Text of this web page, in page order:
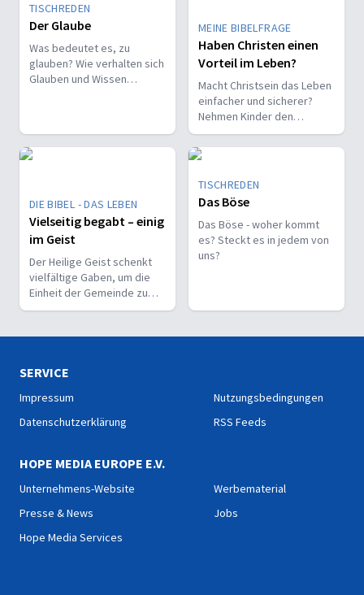
TISCHREDEN
Der Glaube
Was bedeutet es, zu
glauben? Wie verhalten sich
Glauben und Wissen
MEINE BIBELFRAGE
Haben Christen einen
Vorteil im Leben?
Macht Christsein das Leben
einfacher und sicherer?
Nehmen Kinder den
Glauben leichter an als
Erwachsene?
DIE BIBEL - DAS LEBEN
Vielseitig begabt – einig
im Geist
Der Heilige Geist schenkt
vielfältige Gaben, um die
Einheit der Gemeinde zu
stärken und sie zu
Menschen zu bekennen.
TISCHREDEN
Das Böse
Das Böse - woher kommt
es? Steckt es in jedem von
uns?
SERVICE
Impressum
Datenschutzerklärung
Nutzungsbedingungen
RSS Feeds
HOPE MEDIA EUROPE E.V.
Unternehmens-Website
Presse & News
Hope Media Services
Werbematerial
Jobs